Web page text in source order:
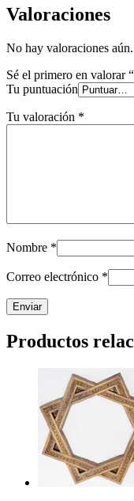
Valoraciones
No hay valoraciones aún.
Sé el primero en valorar
Tu puntuación
Tu valoración *
Nombre *
Correo electrónico *
Productos